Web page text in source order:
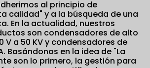
al principio de
calidad" y a la búsqueda de una
En la actualidad, nuestros
son condensadores de alto
V a 50 KV y condensadores de
Basándonos en la idea de "La
son lo primero, la gestión para